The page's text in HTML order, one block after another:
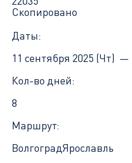
Скопировано
Даты:
11 сентября 2025 (Чт) —
Кол-во дней:
8
Маршрут:
ВолгоградЯрославль